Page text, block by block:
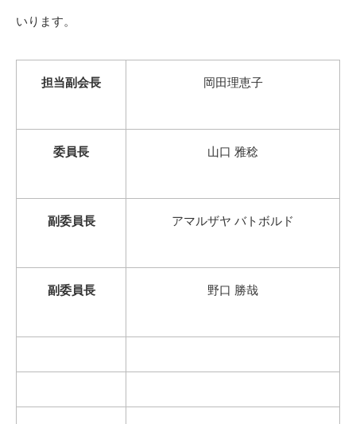
いります。
担当副会長 岡田理恵子
委員長 山口 雅稔
副委員長 アマルザヤ バトボルド
副委員長 野口 勝哉